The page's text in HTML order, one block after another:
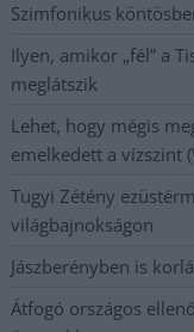
Szimfonikus
Ilyen, amikor „fél” a
meglátszik
Lehet, hogy mégis
emelkedett a vízszint
Tugyi Zétény
világbajnokságon
Jászberényben is
Átfogó országos